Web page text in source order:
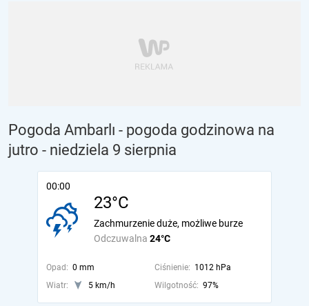
Pogoda Ambarlı - pogoda godzinowa na
jutro - niedziela 9 sierpnia
00:00
23°C
Odczuwalna 24°C
Zachmurzenie duże, możliwe burze
Opad: 0 mm Ciśnienie: 1012 hPa
Wiatr:
5 km/h Wilgotność: 97%